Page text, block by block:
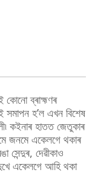
কোনো ব্ৰাহ্মণৰ
সমাপন হ’ল এখন বিশেষ
কইনাৰ হাতত জেতুকাৰ
জনমে একেলগে থকাৰ
সেন্দুৰ, দেৱীকাও
একেলগে আহি থকা